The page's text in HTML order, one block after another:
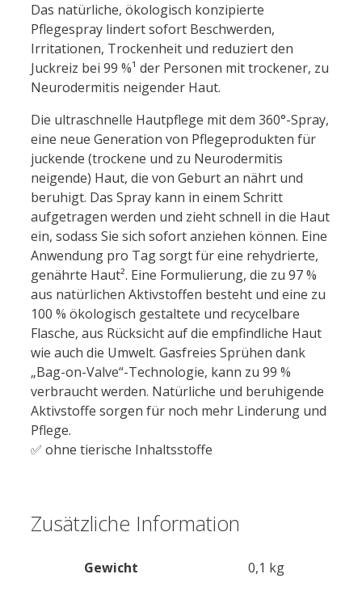
Das natürliche, ökologisch konzipierte
Pflegespray lindert sofort Beschwerden,
Irritationen, Trockenheit und reduziert den
Juckreiz bei 99 %¹ der Personen mit trockener, zu
Neurodermitis neigender Haut.
Die ultraschnelle Hautpflege mit dem 360°-Spray,
eine neue Generation von Pflegeprodukten für
juckende (trockene und zu Neurodermitis
neigende) Haut, die von Geburt an nährt und
beruhigt. Das Spray kann in einem Schritt
aufgetragen werden und zieht schnell in die Haut
ein, sodass Sie sich sofort anziehen können. Eine
Anwendung pro Tag sorgt für eine rehydrierte,
genährte Haut². Eine Formulierung, die zu 97 %
aus natürlichen Aktivstoffen besteht und eine zu
100 % ökologisch gestaltete und recycelbare
Flasche, aus Rücksicht auf die empfindliche Haut
wie auch die Umwelt. Gasfreies Sprühen dank
„Bag-on-Valve“-Technologie, kann zu 99 %
verbraucht werden. Natürliche und beruhigende
Aktivstoffe sorgen für noch mehr Linderung und
Pflege.
✅ ohne tierische Inhaltsstoffe
Zusätzliche Information
Gewicht 0,1 kg